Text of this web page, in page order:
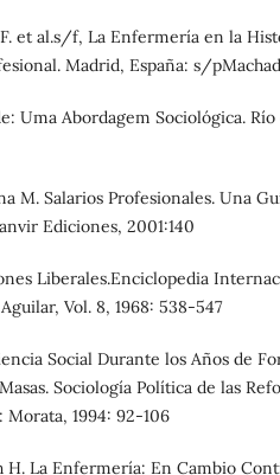
et al.s/f, La Enfermería en la
Madrid, España: s/
Uma Abordagem Sociológica.
M. Salarios Profesionales. Una
Ediciones, 2001:140
Liberales.Enciclopedia
Vol. 8, 1968: 538-547
Social Durante los Años de
Sociología Política de las
Morata, 1994: 92-106
H. La Enfermería: En Cambio